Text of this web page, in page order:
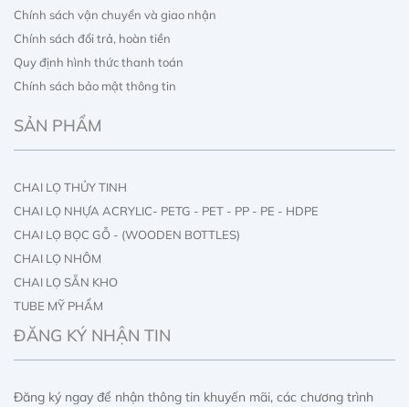
Chính sách vận chuyển và giao nhận
Chính sách đổi trả, hoàn tiền
Quy định hình thức thanh toán
Chính sách bảo mật thông tin
SẢN PHẨM
CHAI LỌ THỦY TINH
CHAI LỌ NHỰA ACRYLIC- PETG - PET - PP - PE - HDPE
CHAI LỌ BỌC GỖ - (WOODEN BOTTLES)
CHAI LỌ NHÔM
CHAI LỌ SẴN KHO
TUBE MỸ PHẨM
IN ẤN CHAI LỌ
ĐĂNG KÝ NHẬN TIN
Đăng ký ngay để nhận thông tin khuyến mãi, các chương trình